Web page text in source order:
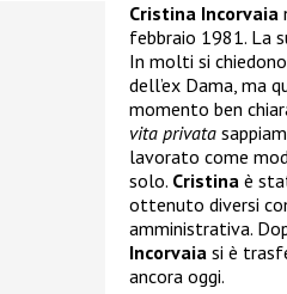
Cristina Incorvaia
febbraio 1981. La
In molti si
dell’ex Dama, ma
momento ben
vita privata
lavorato come
solo. Cristina è
ottenuto diversi
amministrativa.
Incorvaia si è
ancora oggi.